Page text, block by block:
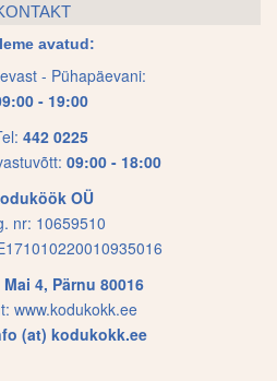
may
be
chosen
on
the
product
page
avatud:
- Pühapäevani:
- 19:00
442 0225
09:00 - 18:00
OÜ
nr: 10659510
Mai 4, Pärnu 80016
www.kodukokk.ee
(at) kodukokk.ee